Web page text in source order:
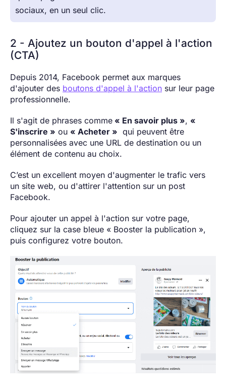
sociaux, en un seul clic.
2 - Ajoutez un bouton d'appel à l'action
(CTA)
Depuis 2014, Facebook permet aux marques
d'ajouter des boutons d'appel à l'action sur leur page
professionnelle.
Il s'agit de phrases comme « En savoir plus », «
S'inscrire » ou « Acheter » qui peuvent être
personnalisées avec une URL de destination ou un
élément de contenu au choix.
C’est un excellent moyen d'augmenter le trafic vers
un site web, ou d'attirer l'attention sur un post
Facebook.
Pour ajouter un appel à l'action sur votre page,
cliquez sur la case bleue « Booster la publication »,
puis configurez votre bouton.